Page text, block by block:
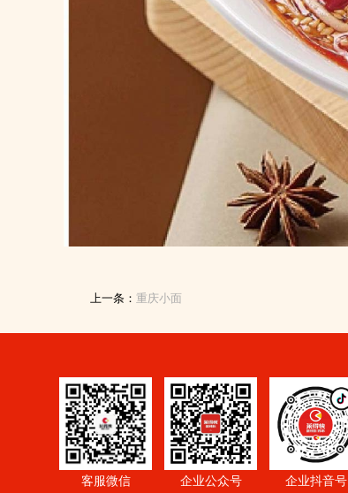
上一条： 重庆小面
客服微信 企业公众号 企业抖音号